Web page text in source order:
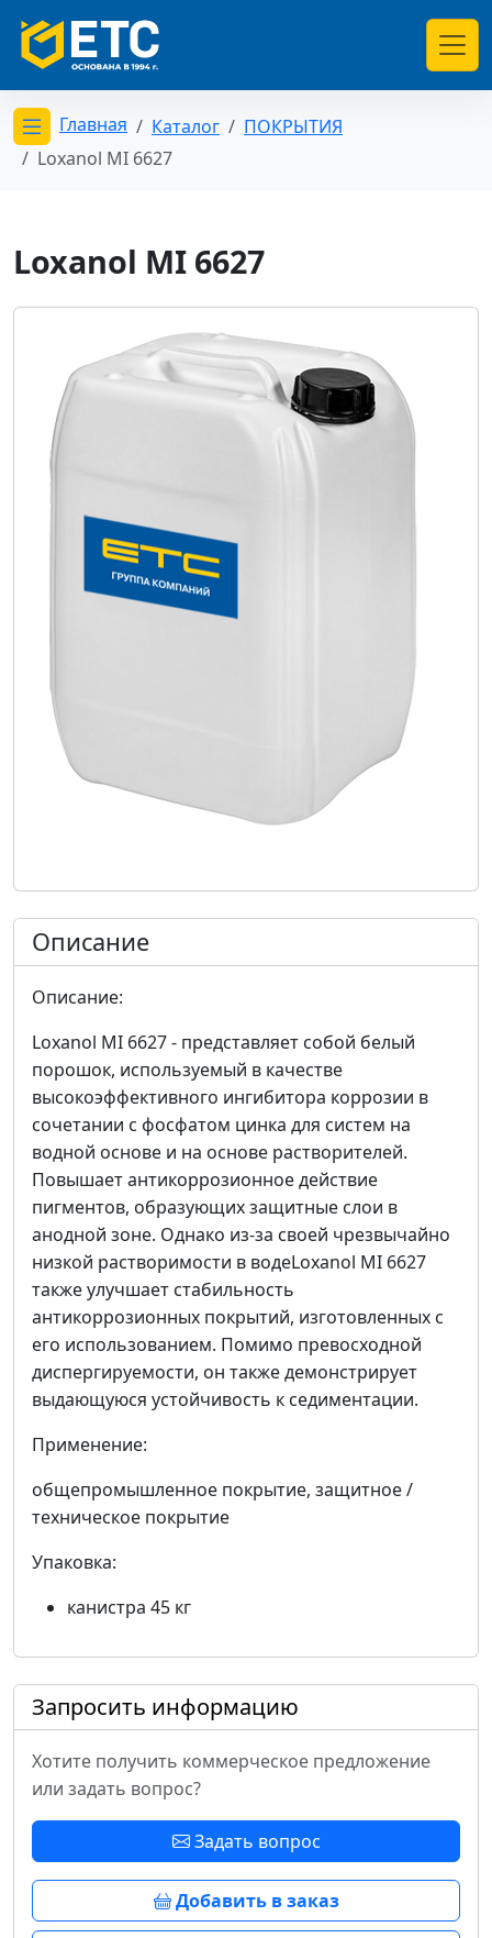
Открыть меню категорий
Главная Каталог
ПОКРЫТИЯ
Loxanol MI 6627
Loxanol MI 6627
Описание
Описание:
Loxanol MI 6627 - представляет собой белый
порошок, используемый в качестве
высокоэффективного ингибитора коррозии в
сочетании с фосфатом цинка для систем на
водной основе и на основе растворителей.
Повышает антикоррозионное действие
пигментов, образующих защитные слои в
анодной зоне. Однако из-за своей чрезвычайно
низкой растворимости в водеLoxanol MI 6627
также улучшает стабильность
антикоррозионных покрытий, изготовленных с
его использованием. Помимо превосходной
диспергируемости, он также демонстрирует
выдающуюся устойчивость к седиментации.
Применение:
общепромышленное покрытие, защитное /
техническое покрытие
Упаковка:
канистра 45 кг
Запросить информацию
Хотите получить коммерческое предложение
или задать вопрос?
Задать вопрос
Добавить в заказ